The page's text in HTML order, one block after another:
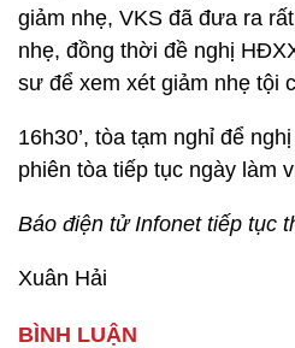
giảm nhẹ, VKS đã đưa ra
nhẹ, đồng thời đề nghị
sư để xem xét giảm nhẹ tội
16h30’, tòa tạm nghỉ để
phiên tòa tiếp tục ngày làm
Báo điện tử Infonet tiếp tục
Xuân Hải